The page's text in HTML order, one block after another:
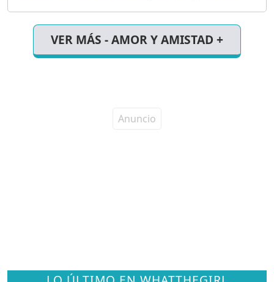
VER MÁS - AMOR Y AMISTAD +